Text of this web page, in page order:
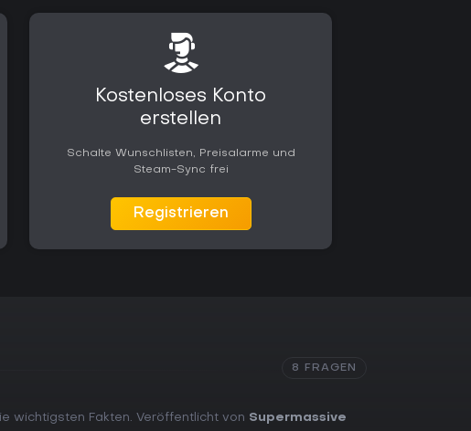
Kostenloses Konto
erstellen
Schalte Wunschlisten, Preisalarme und
Steam-Sync frei
Registrieren
8 FRAGEN
wichtigsten Fakten. Veröffentlicht von Supermassive